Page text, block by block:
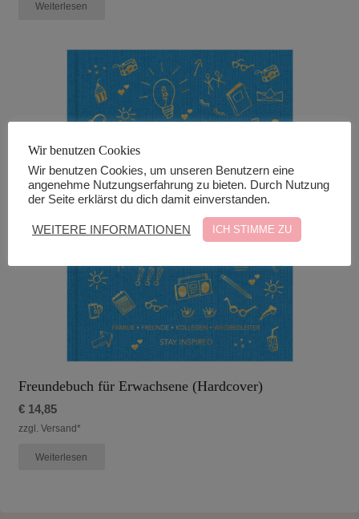
Weiterlesen
Freundebuch für Erwachsene (Hardcover)
€14,85
zzgl. Versand*
Weiterlesen
Wir benutzen Cookies
Wir benutzen Cookies, um unseren Benutzern eine
angenehme Nutzungserfahrung zu bieten. Durch Nutzung
der Seite erklärst du dich damit einverstanden.
WEITERE INFORMATIONEN ICH STIMME ZU